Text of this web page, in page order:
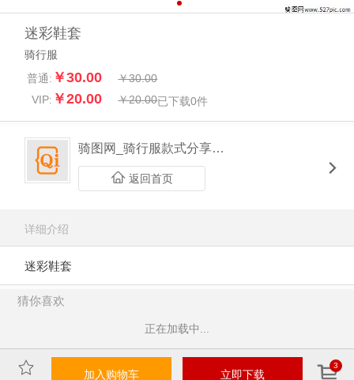
迷彩鞋套
骑行服
普通: ￥30.00
￥30.00
VIP: ￥20.00 ￥20.00已下载0件
骑图网_骑行服款式分享平台
返回首页
详细介绍
迷彩鞋套
猜你喜欢
正在加载中...
加入购物车
3
立即下载